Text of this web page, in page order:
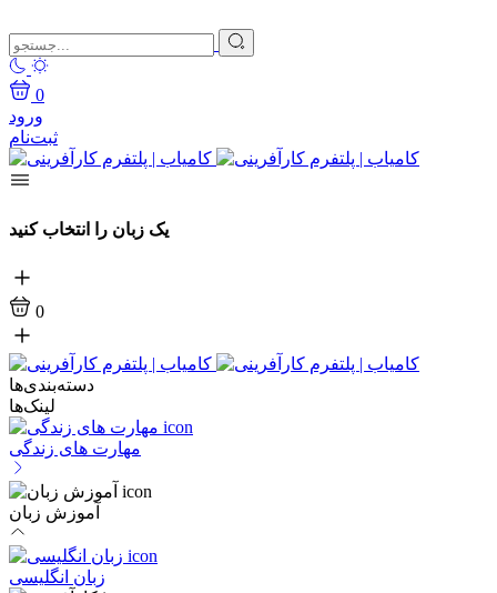
0
ورود
ثبت‌نام
یک زبان را انتخاب کنید
0
دسته‌بندی‌ها
لینک‌ها
مهارت های زندگی
آموزش زبان
زبان انگلیسی